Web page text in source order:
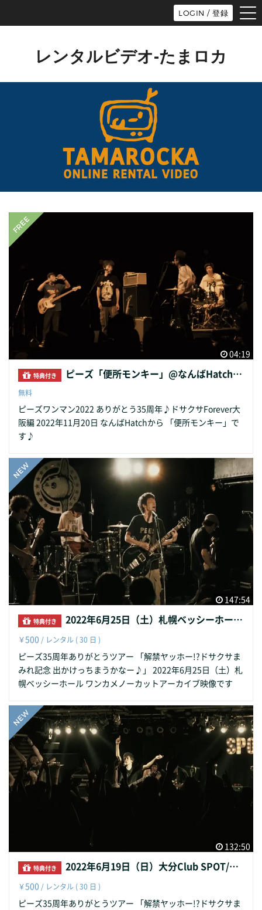
LOGIN / 登録
レンタルビデオ-たまロカ
04:19
特典付き ピーズ「便所モンキー」@なんばHatch 2022.11.20
無料
ピーズワンマン2022 ありがとう35周年♪ドサクサForever大
阪編 2022年11月20日 なんばHatchから 「便所モンキー」で
す♪
147:54
特典付き 2022年6月25日（土）札幌ベッシーホール/ピーズ35周年ありがとうツアー 「解禁ヤッホー!?ドサクサまみれ記念 出かけっちまうかなー♪」
￥500 / レンタル ( 30 日 )
ピーズ35周年ありがとうツアー 「解禁ヤッホー!?ドサクサま
みれ記念 出かけっちまうかなー♪」 2022年6月25日（土）札
幌ベッシーホール ワンカメノーカットアーカイブ映像です
132:50
特典付き 2022年6月19日（日）大分Club SPOT/ピーズ35周年ありがとうツアー 「解禁ヤッホー!?ドサクサまみれ記念 出かけっちまうかなー♪」
￥500 / レンタル ( 30 日 )
ピーズ35周年ありがとうツアー 「解禁ヤッホー!?ドサクサま